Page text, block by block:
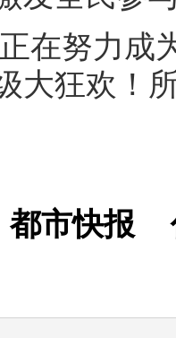
在努力成
大狂欢！
都市快报